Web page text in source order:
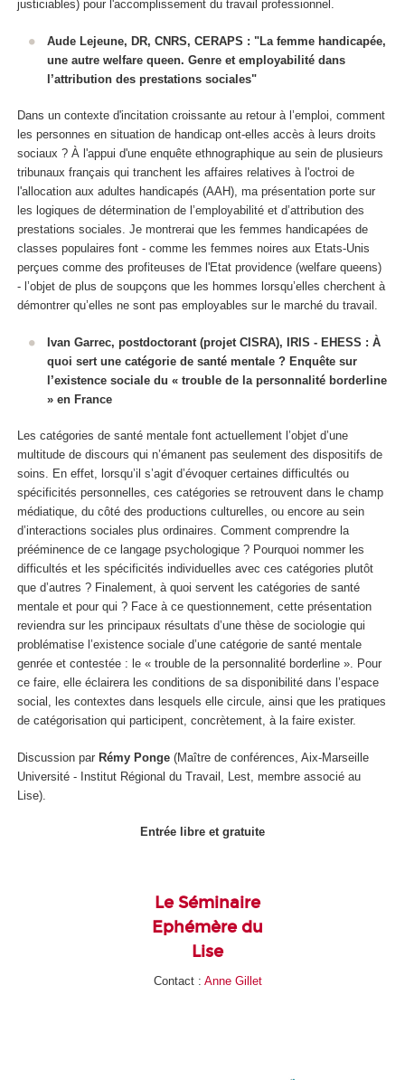
justiciables) pour l'accomplissement du travail professionnel.
Aude Lejeune, DR, CNRS, CERAPS : "La femme handicapée,
une autre welfare queen. Genre et employabilité dans
l’attribution des prestations sociales"
Dans un contexte d'incitation croissante au retour à l’emploi, comment
les personnes en situation de handicap ont-elles accès à leurs droits
sociaux ? À l'appui d'une enquête ethnographique au sein de plusieurs
tribunaux français qui tranchent les affaires relatives à l'octroi de
l'allocation aux adultes handicapés (AAH), ma présentation porte sur
les logiques de détermination de l’employabilité et d’attribution des
prestations sociales. Je montrerai que les femmes handicapées de
classes populaires font - comme les femmes noires aux Etats-Unis
perçues comme des profiteuses de l'Etat providence (welfare queens)
- l’objet de plus de soupçons que les hommes lorsqu’elles cherchent à
démontrer qu’elles ne sont pas employables sur le marché du travail.
Ivan Garrec, postdoctorant (projet CISRA), IRIS - EHESS : À
quoi sert une catégorie de santé mentale ? Enquête sur
l’existence sociale du « trouble de la personnalité borderline
» en France
Les catégories de santé mentale font actuellement l’objet d’une
multitude de discours qui n’émanent pas seulement des dispositifs de
soins. En effet, lorsqu’il s’agit d’évoquer certaines difficultés ou
spécificités personnelles, ces catégories se retrouvent dans le champ
médiatique, du côté des productions culturelles, ou encore au sein
d’interactions sociales plus ordinaires. Comment comprendre la
prééminence de ce langage psychologique ? Pourquoi nommer les
difficultés et les spécificités individuelles avec ces catégories plutôt
que d’autres ? Finalement, à quoi servent les catégories de santé
mentale et pour qui ? Face à ce questionnement, cette présentation
reviendra sur les principaux résultats d’une thèse de sociologie qui
problématise l’existence sociale d’une catégorie de santé mentale
genrée et contestée : le « trouble de la personnalité borderline ». Pour
ce faire, elle éclairera les conditions de sa disponibilité dans l’espace
social, les contextes dans lesquels elle circule, ainsi que les pratiques
de catégorisation qui participent, concrètement, à la faire exister.
Discussion par Rémy Ponge (Maître de conférences, Aix-Marseille
Université - Institut Régional du Travail, Lest, membre associé au
Lise).
Entrée libre et gratuite
Le Séminaire
Ephémère du
Lise
Contact : Anne Gillet